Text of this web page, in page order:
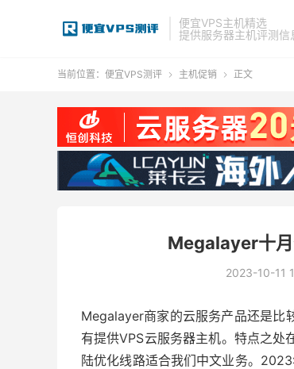
便宜VPS主机精选
提供服务器主机评测信
当前位置： 便宜VPS测评  主机促销  正文
Megalayer十
2023-10-11
Megalayer商家的云服务产品还是比
有提供VPS云服务器主机。特点之处
陆优化线路适合我们中文业务。